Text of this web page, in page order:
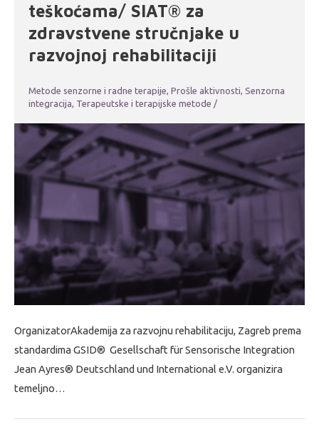
teškoćama/ SIAT® za
zdravstvene stručnjake u
razvojnoj rehabilitaciji
Metode senzorne i radne terapije, Prošle aktivnosti, Senzorna
integracija, Terapeutske i terapijske metode /
OrganizatorAkademija za razvojnu rehabilitaciju, Zagreb prema
standardima GSID® Gesellschaft für Sensorische Integration
Jean Ayres® Deutschland und International e.V. organizira
temeljno…